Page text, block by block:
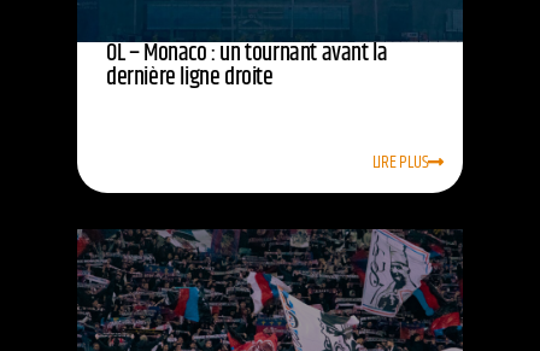
OL – Monaco : un tournant avant la
dernière ligne droite
LIRE PLUS